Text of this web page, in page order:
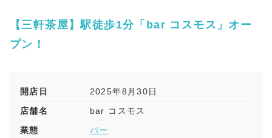
【三軒茶屋】駅徒歩1分「bar コスモス」オー
プン！
開店日
2025年8月30日
店舗名
bar コスモス
業態
バー